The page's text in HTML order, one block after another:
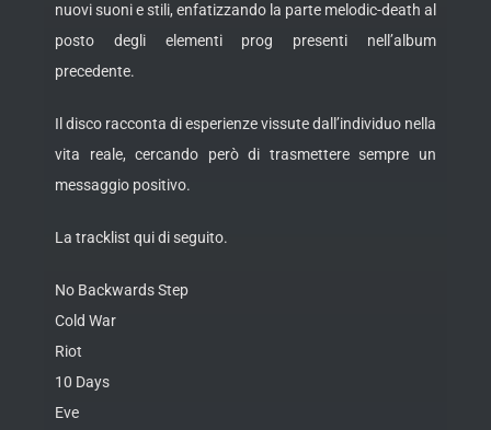
nuovi suoni e stili, enfatizzando la parte melodic-death al
posto degli elementi prog presenti nell’album
precedente.
Il disco racconta di esperienze vissute dall’individuo nella
vita reale, cercando però di trasmettere sempre un
messaggio positivo.
La tracklist qui di seguito.
No Backwards Step
Cold War
Riot
10 Days
Eve